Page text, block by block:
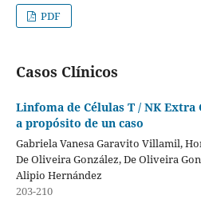
PDF
Casos Clínicos
Linfoma de Células T / NK
a propósito de un caso
Gabriela Vanesa Garavito Villamil,
De Oliveira González, De Oliveira
Alipio Hernández
203-210